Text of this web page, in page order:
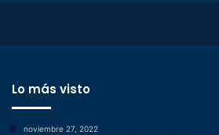
Lo más visto
noviembre 27, 2022